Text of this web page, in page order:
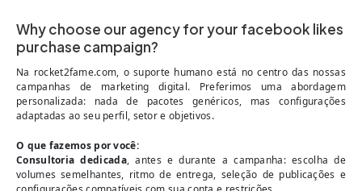
Why choose our agency for your facebook likes
purchase campaign?
Na rocket2fame.com, o suporte humano está no centro das nossas
campanhas de marketing digital. Preferimos uma abordagem
personalizada: nada de pacotes genéricos, mas configurações
adaptadas ao seu perfil, setor e objetivos.
O que fazemos por você:
Consultoria dedicada, antes e durante a campanha: escolha de
volumes semelhantes, ritmo de entrega, seleção de publicações e